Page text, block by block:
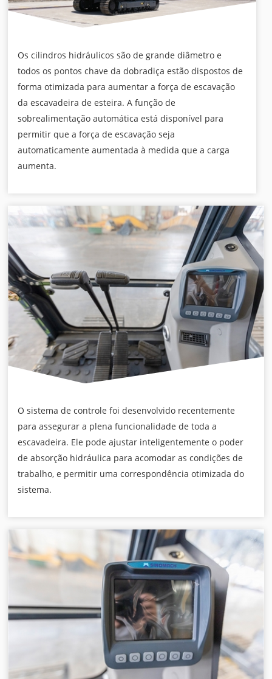
Os cilindros hidráulicos são de grande diâmetro e
todos os pontos chave da dobradiça estão dispostos de
forma otimizada para aumentar a força de escavação
da escavadeira de esteira. A função de
sobrealimentação automática está disponível para
permitir que a força de escavação seja
automaticamente aumentada à medida que a carga
aumenta.
O sistema de controle foi desenvolvido recentemente
para assegurar a plena funcionalidade de toda a
escavadeira. Ele pode ajustar inteligentemente o poder
de absorção hidráulica para acomodar as condições de
trabalho, e permitir uma correspondência otimizada do
sistema.